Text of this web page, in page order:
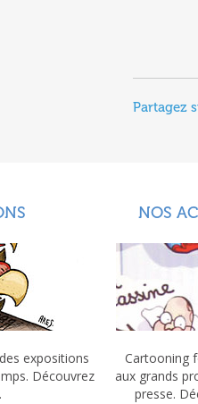
Partagez
expositions
Découvrez
NOS
Cartooning
aux grands
presse.